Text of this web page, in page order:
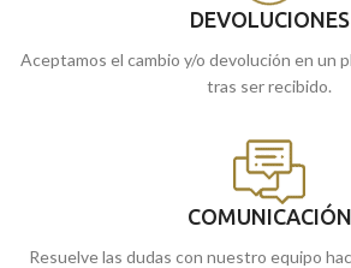
DEVOLUCIONES
Aceptamos el cambio y/o devolución en un
tras ser recibido.
COMUNICACIÓN
Resuelve las dudas con nuestro equipo